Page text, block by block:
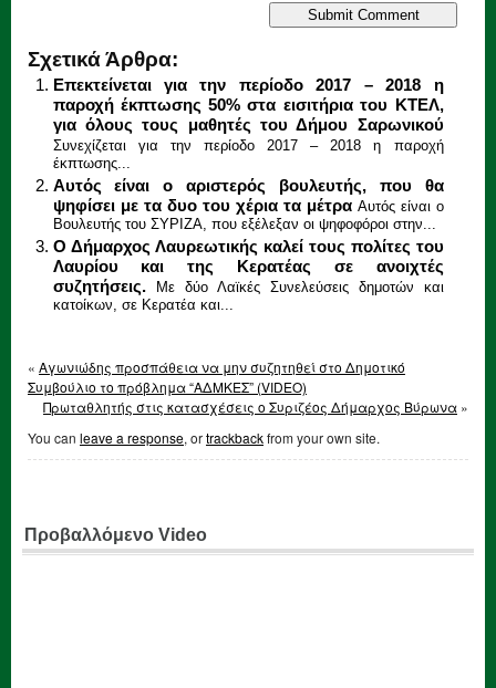
Σχετικά Άρθρα:
Επεκτείνεται για την περίοδο 2017 – 2018 η
παροχή έκπτωσης 50% στα εισιτήρια του ΚΤΕΛ,
για όλους τους μαθητές του Δήμου Σαρωνικού
Συνεχίζεται για την περίοδο 2017 – 2018 η παροχή
έκπτωσης...
Αυτός είναι ο αριστερός βουλευτής, που θα
ψηφίσει με τα δυο του χέρια τα μέτρα Αυτός είναι ο
Βουλευτής του ΣΥΡΙΖΑ, που εξέλεξαν οι ψηφοφόροι στην...
Ο Δήμαρχος Λαυρεωτικής καλεί τους πολίτες του
Λαυρίου και της Κερατέας σε ανοιχτές
συζητήσεις.
Με δύο Λαϊκές Συνελεύσεις δημοτών και
κατοίκων, σε Κερατέα και...
« Αγωνιώδης προσπάθεια να μην συζητηθεί στο Δημοτικό
Συμβούλιο το πρόβλημα “ΑΔΜΚΕΣ” (VIDEO)
Πρωταθλητής στις κατασχέσεις ο Συριζέος Δήμαρχος Βύρωνα »
You can leave a response, ortrackbackfrom your own site.
Προβαλλόμενο Video